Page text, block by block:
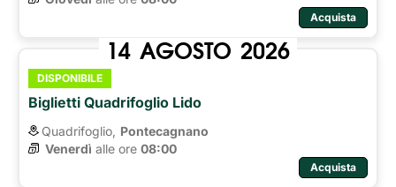
Acquista
14 AGOSTO 2026
DISPONIBILE
Biglietti Quadrifoglio Lido
Quadrifoglio, Pontecagnano
Venerdì alle ore 08:00
Acquista